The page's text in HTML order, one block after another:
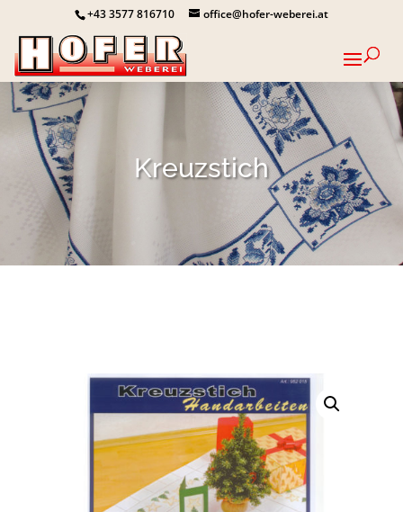
+43 3577 816710 office@hofer-weberei.at
Kreuzstich